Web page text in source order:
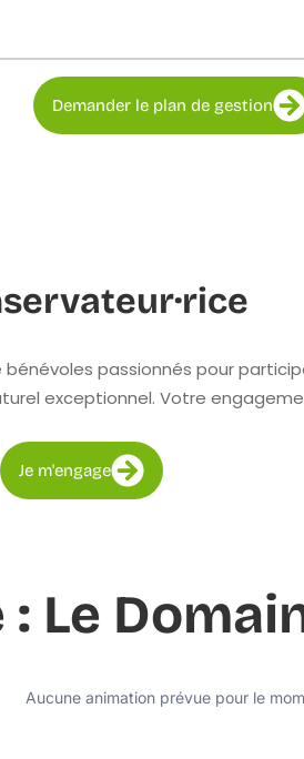
Demander le plan de gestion
passionnés pour
exceptionnel. Votre
Je m'engage
Le
Aucune animation prévue pour le